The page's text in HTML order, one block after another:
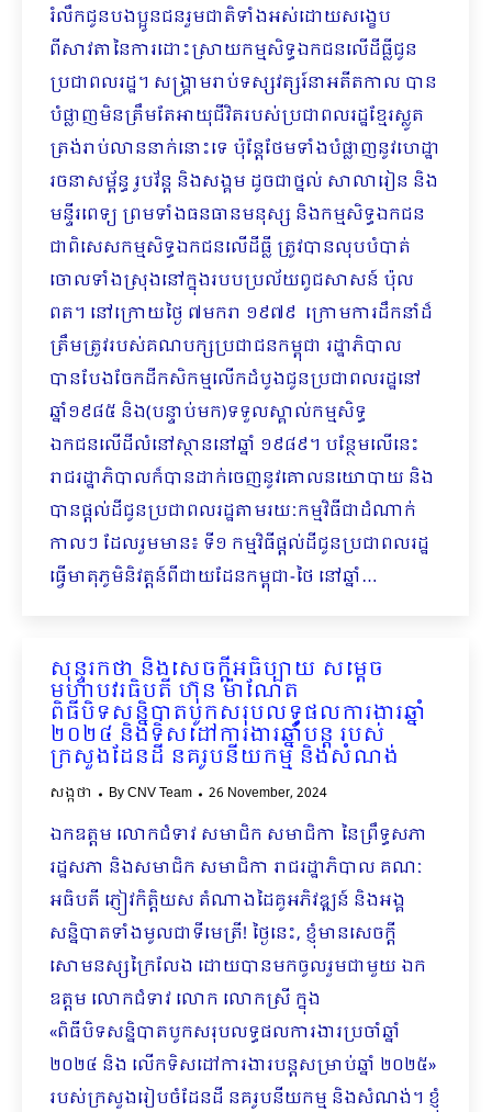
រំលឹកជូនបងប្អូនជនរួមជាតិទាំងអស់ដោយសង្ខេប
ពីសាវតានៃការដោះស្រាយកម្មសិទ្ធឯកជនលើដីធ្លីជូន
ប្រជាពលរដ្ឋ។ សង្គ្រាមរាប់ទស្សវត្សរ៍នាអតីតកាល បាន
បំផ្លាញមិនត្រឹមតែអាយុជីវិតរបស់ប្រជាពលរដ្ឋខ្មែរស្លូត
ត្រង់រាប់លាននាក់នោះទេ ប៉ុន្តែថែមទាំងបំផ្លាញនូវហេដ្ឋា
រចនាសម្ព័ន្ធ រូបវ័ន្ត និងសង្គម ដូចជាថ្នល់ សាលារៀន និង
មន្ទីរពេទ្យ ព្រមទាំងធនធានមនុស្ស និងកម្មសិទ្ធឯកជន​
ជាពិសេសកម្មសិទ្ធឯកជនលើដីធ្លី ត្រូវបានលុបបំបាត់
ចោលទាំងស្រុងនៅក្នុងរបបប្រល័យពូជសាសន៍ ប៉ុល
ពត។ នៅក្រោយថ្ងៃ ៧មករា ១៩៧៩ ក្រោមការដឹកនាំដ៏
ត្រឹមត្រូវរបស់គណបក្សប្រជាជនកម្ពុជា រដ្ឋាភិបាល
បានបែងចែកដីកសិកម្មលើកដំបូងជូនប្រជាពលរដ្ឋនៅ
ឆ្នាំ១៩៨៥ និង(បន្ទាប់មក)ទទួលស្គាល់កម្មសិទ្ធ
ឯកជនលើដីលំនៅស្ថាននៅឆ្នាំ ១៩៨៩។ បន្ថែមលើនេះ
រាជរដ្ឋាភិបាលក៏បានដាក់ចេញនូវគោលនយោបាយ និង
បានផ្តល់ដីជូនប្រជាពលរដ្ឋតាមរយៈកម្មវិធីជាដំណាក់
កាលៗ ដែលរួមមាន៖ ទី១ កម្មវិធីផ្តល់ដីជូនប្រជាពលរដ្ឋ
ធ្វើមាតុភូមិនិវត្តន៍ពីជាយដែនកម្ពុជា-ថៃ នៅឆ្នាំ…
សុន្ទរកថា និងសេចក្ដីអធិប្បាយ សម្ដេច
មហាបវរធិបតី ហ៊ុន ម៉ាណែត
ពិធីបិទសន្និបាតបូកសរុបលទ្ធផលការងារឆ្នាំ
២០២៤ និងទិសដៅការងារឆ្នាំបន្ត របស់
ក្រសួងដែនដី នគរូបនីយកម្ម និងសំណង់
សង្កថា ByCNV Team 26 November, 2024
ឯកឧត្តម លោកជំទាវ សមាជិក សមាជិកា នៃព្រឹទ្ធសភា
រដ្ឋសភា និងសមាជិក សមាជិកា រាជរដ្ឋាភិបាល គណៈ
អធិបតី ភ្ញៀវកិត្តិយស តំណាងដៃគូអភិវឌ្ឍន៍ និងអង្គ
សន្និបាតទាំងមូលជាទីមេត្រី! ថ្ងៃនេះ, ខ្ញុំមានសេចក្តី
សោមនស្សក្រៃលែង ដោយបានមកចូលរួមជាមួយ ឯក
ឧត្តម លោកជំទាវ លោក លោកស្រី ក្នុង
«ពិធីបិទសន្និបាតបូកសរុបលទ្ធផលការងារប្រចាំឆ្នាំ
២០២៤ និង លើកទិសដៅការងារបន្តសម្រាប់ឆ្នាំ ២០២៥»
របស់ក្រសួងរៀបចំដែនដី នគរូបនីយកម្ម និងសំណង់។ ខ្ញុំ